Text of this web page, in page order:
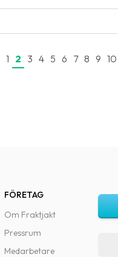
1 2 3 4 5 6 7 8 9 10
FÖRETAG
Om Fraktjakt
Pressrum
Medarbetare